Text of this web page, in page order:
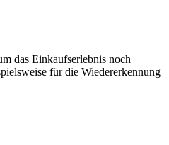
das Einkaufserlebnis noch
für die Wiedererkennung